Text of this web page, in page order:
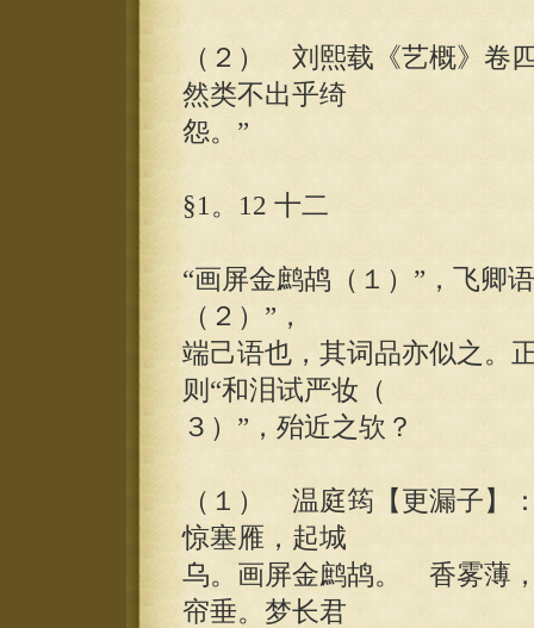
（２） 刘熙载《艺概》卷
然类不出乎绮
怨。”
§1。12 十二
“画屏金鹧鸪（１）”，飞卿
（２）”，
端己语也，其词品亦似之。
则“和泪试严妆（
３）”，殆近之欤？
（１） 温庭筠【更漏子】
惊塞雁，起城
乌。画屏金鹧鸪。 香雾薄
帘垂。梦长君